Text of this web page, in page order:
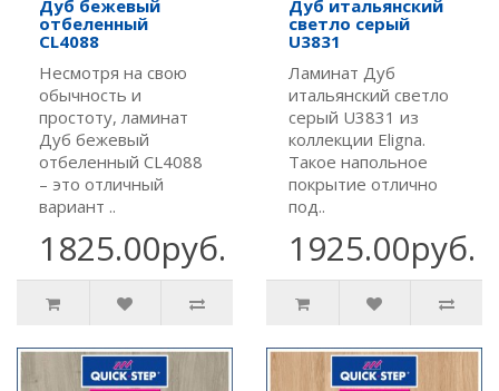
Дуб бежевый
отбеленный
CL4088
Несмотря на свою
обычность и
простоту, ламинат
Дуб бежевый
отбеленный CL4088
– это отличный
вариант ..
1825.00руб.
Дуб итальянский
светло серый
U3831
Ламинат Дуб
итальянский светло
серый U3831 из
коллекции Eligna.
Такое напольное
покрытие отлично
под..
1925.00руб.